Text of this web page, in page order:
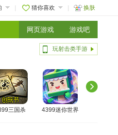
猜你喜欢 换肤
网页游戏 游戏吧
玩射击类手游
三国杀 4399迷你世界